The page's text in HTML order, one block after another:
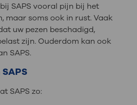
SAPS vooral pijn bij het
maar soms ook in rust. Vaak
uw pezen beschadigd,
zijn. Ouderdom kan ook
SAPS.
SAPS zo: